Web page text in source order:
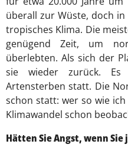
überall zur Wüste, doch
tropisches Klima. Die
genügend Zeit, um
überlebten. Als sich der
sie wieder zurück. Es
Artensterben statt. Die
schon statt: wer so wie
Klimawandel schon
Hätten Sie Angst, wenn